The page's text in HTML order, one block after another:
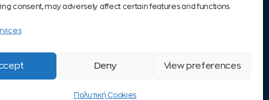
consent, may adversely affect certain features and functions.
Deny View preferences
Πολυτική Cookies
δύναμη των Ομάδων QLS